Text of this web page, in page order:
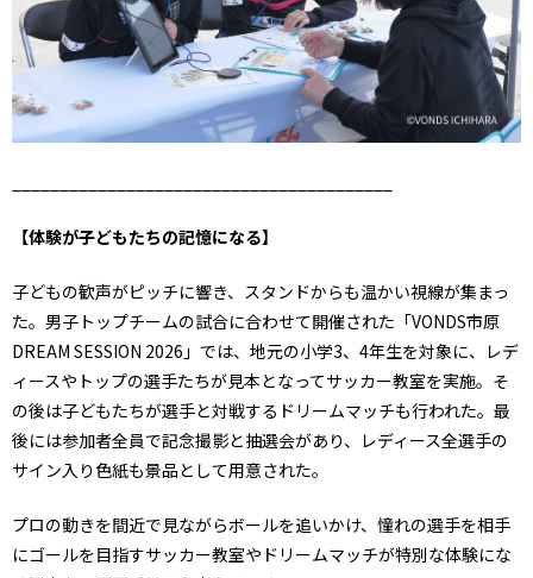
【体験が子どもたちの記憶になる】
子どもの歓声がピッチに響き、スタンドからも温かい視線が集まっ
た。男子トップチームの試合に合わせて開催された「VONDS市原
DREAM SESSION 2026」では、地元の小学3、4年生を対象に、レデ
ィースやトップの選手たちが見本となってサッカー教室を実施。そ
の後は子どもたちが選手と対戦するドリームマッチも行われた。最
後には参加者全員で記念撮影と抽選会があり、レディース全選手の
サイン入り色紙も景品として用意された。
プロの動きを間近で見ながらボールを追いかけ、憧れの選手を相手
にゴールを目指す――サッカー教室やドリームマッチが特別な体験にな